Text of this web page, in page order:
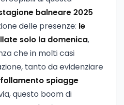
balneare 2025
delle presenze: le
solo la domenica,
che in molti casi
tanto da evidenziare
spiagge
questo boom di